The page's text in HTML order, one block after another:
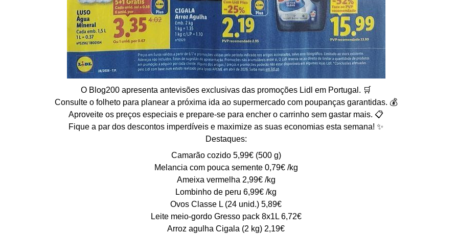
O Blog200 apresenta antevisões exclusivas das promoções Lidl em Portugal. 🛒
Consulte o folheto para planear a próxima ida ao supermercado com poupanças garantidas. 💰
Aproveite os preços especiais e prepare-se para encher o carrinho sem gastar mais. 📋
Fique a par dos descontos imperdíveis e maximize as suas economias esta semana! ✨
Destaques:
Camarão cozido 5,99€ (500 g)
Melancia com pouca semente 0,79€ /kg
Ameixa vermelha 2,99€ /kg
Lombinho de peru 6,99€ /kg
Ovos Classe L (24 unid.) 5,89€
Leite meio-gordo Gresso pack 8x1L 6,72€
Arroz agulha Cigala (2 kg) 2,19€